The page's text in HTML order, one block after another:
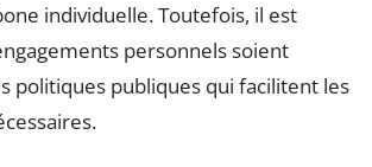
individuelle. Toutefois, il est
personnels soient
politiques publiques qui facilitent les